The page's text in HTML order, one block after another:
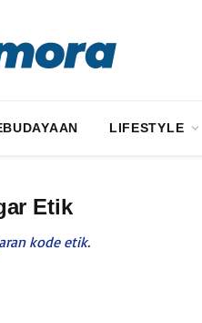
LIFESTYLE
Etik
kode etik.